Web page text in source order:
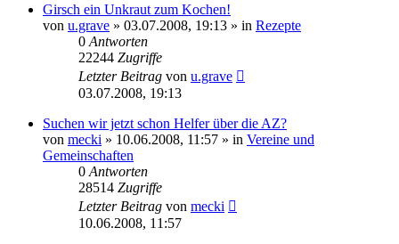
Girsch ein Unkraut zum Kochen!
von u.grave » 03.07.2008, 19:13 » in Rezepte
0 Antworten
22244 Zugriffe
Letzter Beitrag von u.grave
03.07.2008, 19:13
Suchen wir jetzt schon Helfer über die AZ?
von mecki » 10.06.2008, 11:57 » in Vereine und
Gemeinschaften
0 Antworten
28514 Zugriffe
Letzter Beitrag von mecki
10.06.2008, 11:57